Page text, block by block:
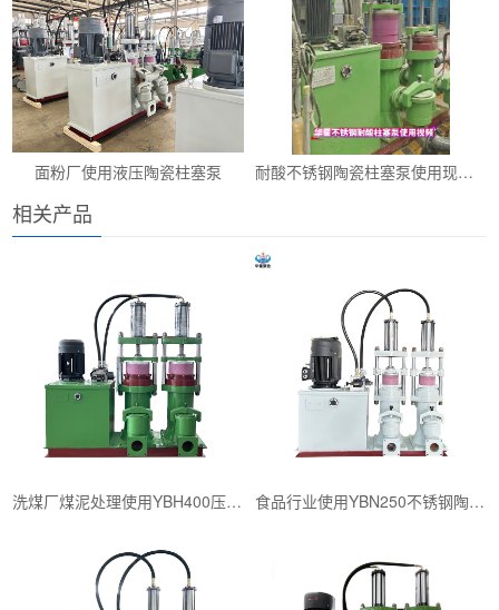
面粉厂使用液压陶瓷柱塞泵 耐酸不锈钢陶瓷柱塞泵使用现场视频
相关产品
洗煤厂煤泥处理使用YBH400压滤机专用入料泵 食品行业使用YBN250不锈钢陶瓷柱塞泥浆泵